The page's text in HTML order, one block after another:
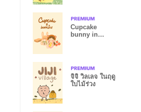
Cupcake
bunny in
จิจิ วิลเลจ ในฤดู
ใบไม้ร่วง